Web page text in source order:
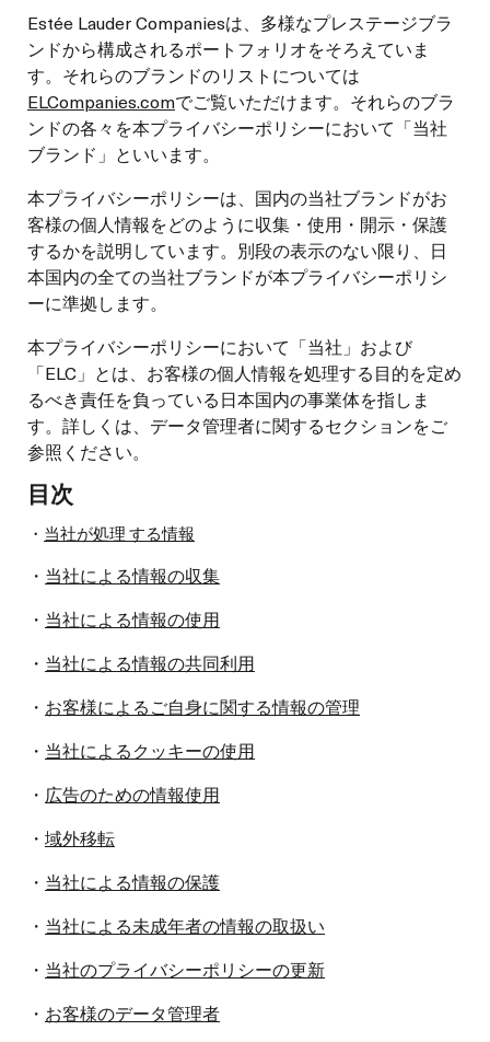
Estée Lauder Companiesは、多様なプレステージブラ
ンドから構成されるポートフォリオをそろえていま
す。それらのブランドのリストについては
ELCompanies.comでご覧いただけます。それらのブラ
ンドの各々を本プライバシーポリシーにおいて「当社
ブランド」といいます。
本プライバシーポリシーは、国内の当社ブランドがお
客様の個人情報をどのように収集・使用・開示・保護
するかを説明しています。別段の表示のない限り、日
本国内の全ての当社ブランドが本プライバシーポリシ
ーに準拠します。
本プライバシーポリシーにおいて「当社」および
「ELC」とは、お客様の個人情報を処理する目的を定め
るべき責任を負っている日本国内の事業体を指しま
す。詳しくは、データ管理者に関するセクションをご
参照ください。
目次
・ 当社が処理 する情報
・ 当社による情報の収集
・ 当社による情報の使用
・ 当社による情報の共同利用
・ お客様によるご自身に関する情報の管理
・ 当社によるクッキーの使用
・ 広告のための情報使用
・ 域外移転
・ 当社による情報の保護
・ 当社による未成年者の情報の取扱い
・ 当社のプライバシーポリシーの更新
・ お客様のデータ管理者